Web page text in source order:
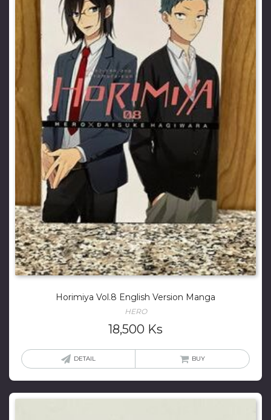
Horimiya Vol.8 English Version Manga
HERO
18,500 Ks
DETAIL BUY